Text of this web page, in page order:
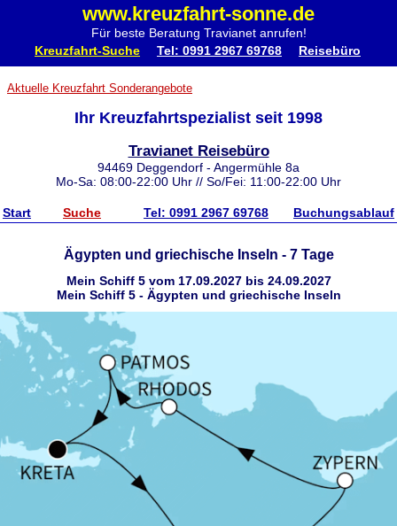
www.kreuzfahrt-sonne.de
Für beste Beratung Travianet anrufen!
Kreuzfahrt-Suche Tel: 0991 2967 69768 Reisebüro
Aktuelle Kreuzfahrt Sonderangebote
Ihr Kreuzfahrtspezialist seit 1998
Travianet Reisebüro
94469 Deggendorf - Angermühle 8a
Mo-Sa: 08:00-22:00 Uhr // So/Fei: 11:00-22:00 Uhr
Start Suche Tel: 0991 2967 69768 Buchungsablauf
Ägypten und griechische Inseln - 7 Tage
Mein Schiff 5 vom 17.09.2027 bis 24.09.2027
Mein Schiff 5 - Ägypten und griechische Inseln